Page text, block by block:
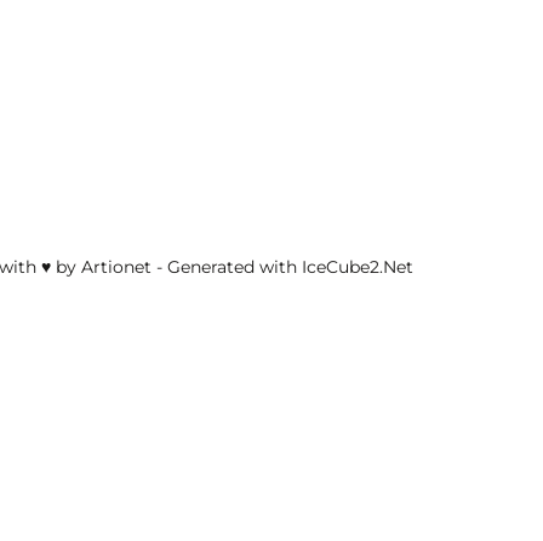
♥ by Artionet - Generated with IceCube2.Net